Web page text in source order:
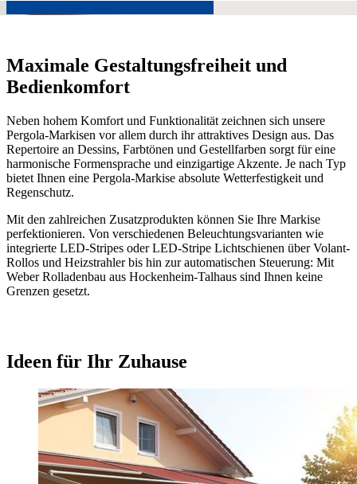
Maximale Gestaltungsfreiheit und
Bedienkomfort
Neben hohem Komfort und Funktionalität zeichnen sich unsere
Pergola-Markisen vor allem durch ihr attraktives Design aus. Das
Repertoire an Dessins, Farbtönen und Gestellfarben sorgt für eine
harmonische Formensprache und einzigartige Akzente. Je nach Typ
bietet Ihnen eine Pergola-Markise absolute Wetterfestigkeit und
Regenschutz.
Mit den zahlreichen Zusatzprodukten können Sie Ihre Markise
perfektionieren. Von verschiedenen Beleuchtungsvarianten wie
integrierte LED-Stripes oder LED-Stripe Lichtschienen über Volant-
Rollos und Heizstrahler bis hin zur automatischen Steuerung: Mit
Weber Rolladenbau aus Hockenheim-Talhaus sind Ihnen keine
Grenzen gesetzt.
Ideen für Ihr Zuhause